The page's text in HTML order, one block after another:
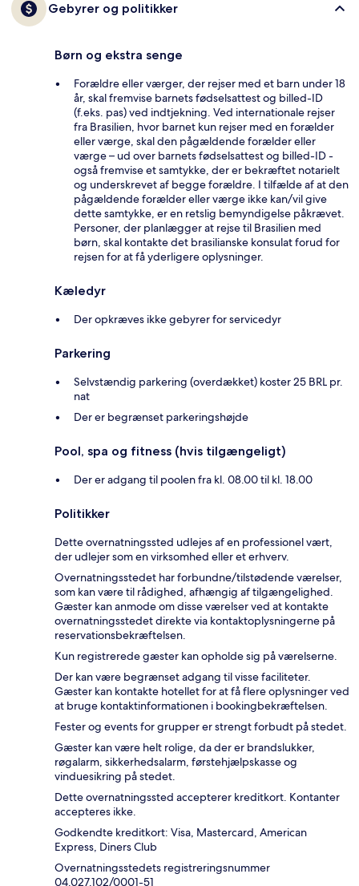
Gebyrer og politikker
Børn og ekstra senge
Forældre eller værger, der rejser med et barn under 18
år, skal fremvise barnets fødselsattest og billed-ID
(f.eks. pas) ved indtjekning. Ved internationale rejser
fra Brasilien, hvor barnet kun rejser med en forælder
eller værge, skal den pågældende forælder eller
værge – ud over barnets fødselsattest og billed-ID -
også fremvise et samtykke, der er bekræftet notarielt
og underskrevet af begge forældre. I tilfælde af at den
pågældende forælder eller værge ikke kan/vil give
dette samtykke, er en retslig bemyndigelse påkrævet.
Personer, der planlægger at rejse til Brasilien med
børn, skal kontakte det brasilianske konsulat forud for
rejsen for at få yderligere oplysninger.
Kæledyr
Der opkræves ikke gebyrer for servicedyr
Parkering
Selvstændig parkering (overdækket) koster 25 BRL pr.
nat
Der er begrænset parkeringshøjde
Pool, spa og fitness (hvis tilgængeligt)
Der er adgang til poolen fra kl. 08.00 til kl. 18.00
Politikker
Dette overnatningssted udlejes af en professionel vært,
der udlejer som en virksomhed eller et erhverv.
Overnatningsstedet har forbundne/tilstødende værelser,
som kan være til rådighed, afhængig af tilgængelighed.
Gæster kan anmode om disse værelser ved at kontakte
overnatningsstedet direkte via kontaktoplysningerne på
reservationsbekræftelsen.
Kun registrerede gæster kan opholde sig på værelserne.
Der kan være begrænset adgang til visse faciliteter.
Gæster kan kontakte hotellet for at få flere oplysninger ved
at bruge kontaktinformationen i bookingbekræftelsen.
Fester og events for grupper er strengt forbudt på stedet.
Gæster kan være helt rolige, da der er brandslukker,
røgalarm, sikkerhedsalarm, førstehjælpskasse og
vinduesikring på stedet.
Dette overnatningssted accepterer kreditkort. Kontanter
accepteres ikke.
Godkendte kreditkort: Visa, Mastercard, American
Express, Diners Club
Overnatningsstedets registreringsnummer
04.027.102/0001-51